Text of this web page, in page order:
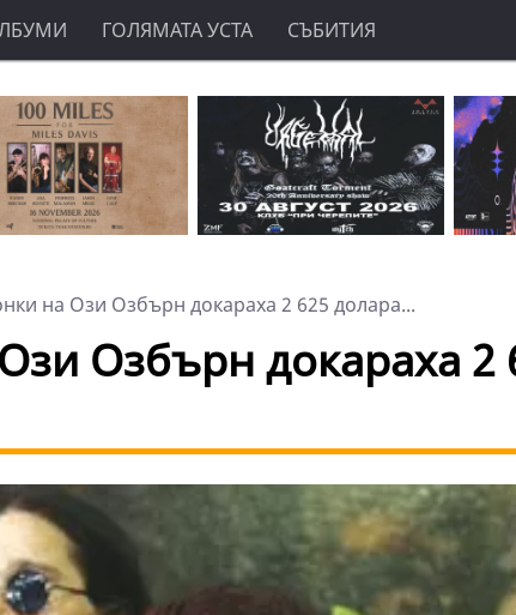
ГОЛЯМАТА УСТА СЪБИТИЯ
на Ози Озбърн докараха 2 625 долара...
Озбърн докараха 2